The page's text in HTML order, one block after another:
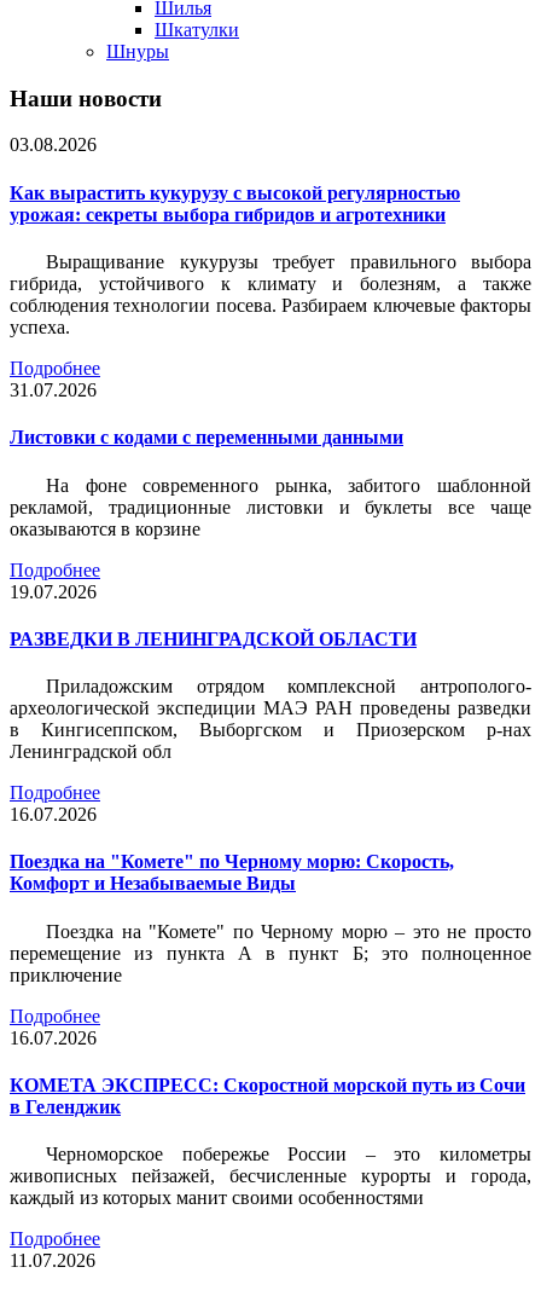
Шилья
Шкатулки
Шнуры
Наши новости
03.08.2026
Как вырастить кукурузу с высокой регулярностью
урожая: секреты выбора гибридов и агротехники
Выращивание кукурузы требует правильного выбора
гибрида, устойчивого к климату и болезням, а также
соблюдения технологии посева. Разбираем ключевые факторы
успеха.
Подробнее
31.07.2026
Листовки c кодами с переменными данными
На фоне современного рынка, забитого шаблонной
рекламой, традиционные листовки и буклеты все чаще
оказываются в корзине
Подробнее
19.07.2026
РАЗВЕДКИ В ЛЕНИНГРАДСКОЙ ОБЛАСТИ
Приладожским отрядом комплексной антрополого-
археологической экспедиции МАЭ РАН проведены разведки
в Кингисеппском, Выборгском и Приозерском р-нах
Ленинградской обл
Подробнее
16.07.2026
Поездка на "Комете" по Черному морю: Скорость,
Комфорт и Незабываемые Виды
Поездка на "Комете" по Черному морю – это не просто
перемещение из пункта А в пункт Б; это полноценное
приключение
Подробнее
16.07.2026
КОМЕТА ЭКСПРЕСС: Скоростной морской путь из Сочи
в Геленджик
Черноморское побережье России – это километры
живописных пейзажей, бесчисленные курорты и города,
каждый из которых манит своими особенностями
Подробнее
11.07.2026